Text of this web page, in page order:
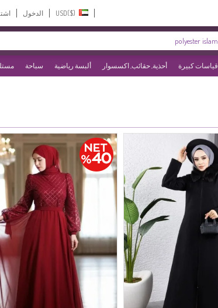
الدخول
قياسات كبيرة أحذية, حقائب, اكسسوار ألبسة رياضية سباحة